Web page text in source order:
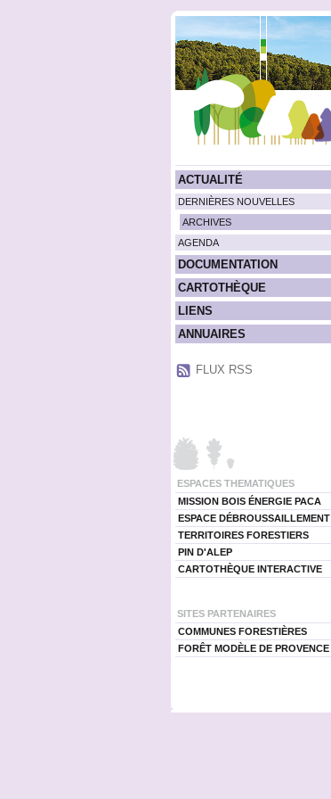
ACTUALITÉ
DERNIÈRES NOUVELLES
ARCHIVES
AGENDA
DOCUMENTATION
CARTOTHÈQUE
LIENS
ANNUAIRES
FLUX RSS
ESPACES THEMATIQUES
MISSION BOIS ÉNERGIE PACA
ESPACE DÉBROUSSAILLEMENT
TERRITOIRES FORESTIERS
PIN D'ALEP
CARTOTHÈQUE INTERACTIVE
SITES PARTENAIRES
COMMUNES FORESTIÈRES
FORÊT MODÈLE DE PROVENCE